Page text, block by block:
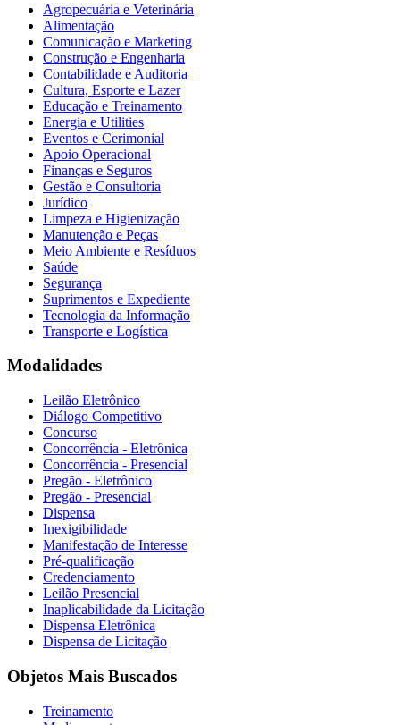
Agropecuária e Veterinária
Alimentação
Comunicação e Marketing
Construção e Engenharia
Contabilidade e Auditoria
Cultura, Esporte e Lazer
Educação e Treinamento
Energia e Utilities
Eventos e Cerimonial
Apoio Operacional
Finanças e Seguros
Gestão e Consultoria
Jurídico
Limpeza e Higienização
Manutenção e Peças
Meio Ambiente e Resíduos
Saúde
Segurança
Suprimentos e Expediente
Tecnologia da Informação
Transporte e Logística
Modalidades
Leilão Eletrônico
Diálogo Competitivo
Concurso
Concorrência - Eletrônica
Concorrência - Presencial
Pregão - Eletrônico
Pregão - Presencial
Dispensa
Inexigibilidade
Manifestação de Interesse
Pré-qualificação
Credenciamento
Leilão Presencial
Inaplicabilidade da Licitação
Dispensa Eletrônica
Dispensa de Licitação
Objetos Mais Buscados
Treinamento